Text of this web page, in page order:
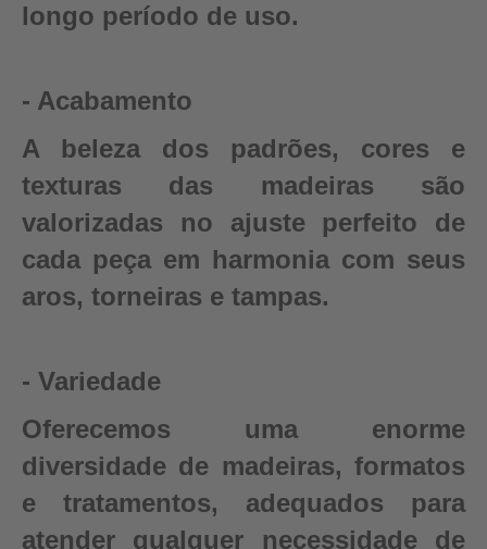
longo período de uso.
- Acabamento
A beleza dos padrões, cores e
texturas das madeiras são
valorizadas no ajuste perfeito de
cada peça em harmonia com seus
aros, torneiras e tampas.
- Variedade
Oferecemos uma enorme
diversidade de madeiras, formatos
e tratamentos, adequados para
atender qualquer necessidade de